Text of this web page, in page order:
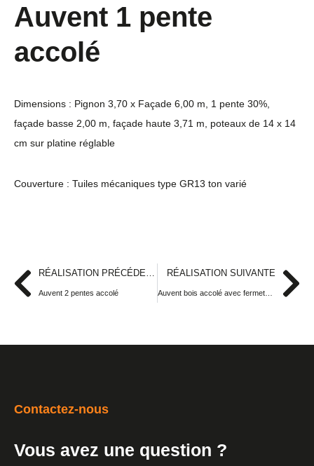
Auvent 1 pente
accolé
Dimensions : Pignon 3,70 x Façade 6,00 m, 1 pente 30%,
façade basse 2,00 m, façade haute 3,71 m, poteaux de 14 x 14
cm sur platine réglable
Couverture : Tuiles mécaniques type GR13 ton varié
RÉALISATION PRÉCÉDENTE
Auvent 2 pentes accolé
RÉALISATION SUIVANTE
Auvent bois accolé avec fermeture pignon en bardage
Contactez-nous
Vous avez une question ?